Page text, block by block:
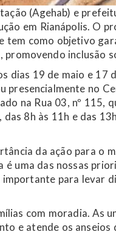
(Agehab) e
em Rianápolis. O
tem como objetivo
inclusão
dias 19 de maio e 17
presencialmente no
na Rua 03, nº 115,
8h às 11h e das
da ação para o
é uma das nossas
para levar
com moradia. As
e atende os anseios